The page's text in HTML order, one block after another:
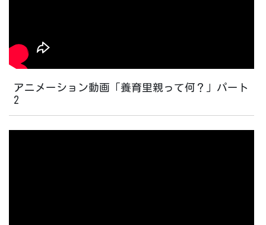
アニメーション動画「養育里親って何？」パート
2